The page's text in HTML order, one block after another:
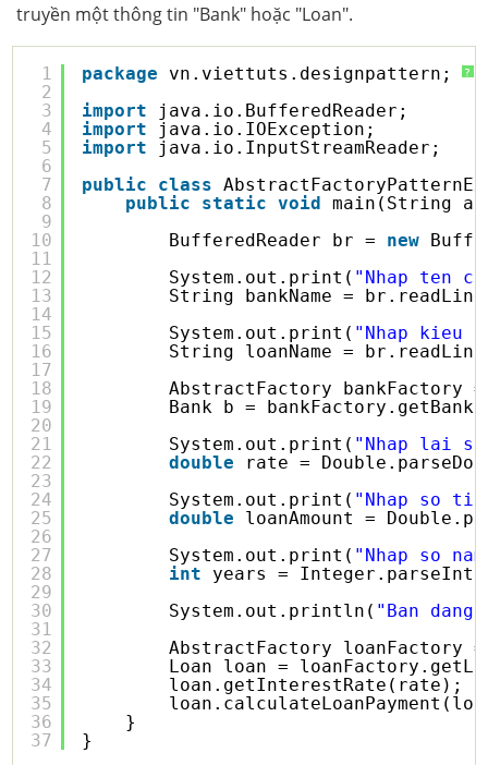
truyền một thông tin "Bank" hoặc "Loan".
?
1
2
3
4
5
6
7
8
9
10
11
12
13
14
15
16
17
18
19
20
21
22
23
24
25
26
27
28
29
30
31
32
33
34
35
36
37
package
vn.viettuts.designpattern;
import
java.io.BufferedReader;
import
java.io.IOException;
import
java.io.InputStreamReader;
public
class
public
static void
main(String
BufferedReader br = new
System.out.print( "Nhap ten
String bankName =
System.out.print( "Nhap kieu
String loanName =
AbstractFactory bankFactory
Bank b =
System.out.print( "Nhap lai
double
rate =
System.out.print( "Nhap so
double
loanAmount =
System.out.print( "Nhap so
int
years =
System.out.println( "Ban
AbstractFactory loanFactory
Loan loan =
loan.getInterestRate(rate);
}
}